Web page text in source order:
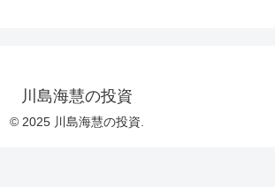
川島海慧の投資
© 2025 川島海慧の投資.